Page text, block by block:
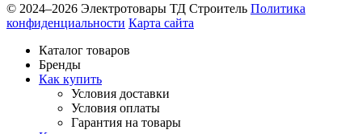
© 2024–2026 Электротовары ТД Строитель Политика
конфиденциальности Карта сайта
Каталог товаров
Бренды
Как купить
Условия доставки
Условия оплаты
Гарантия на товары